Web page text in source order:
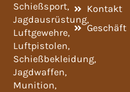
Schießsport,
Jagdausrüstung,
Luftgewehre,
Luftpistolen,
Schießbekleidung,
Jagdwaffen,
Munition,
Kontakt
Geschäft